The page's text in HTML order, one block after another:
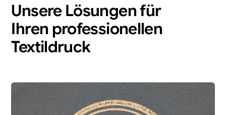
Unsere Lösungen für
Ihren professionellen
Textildruck